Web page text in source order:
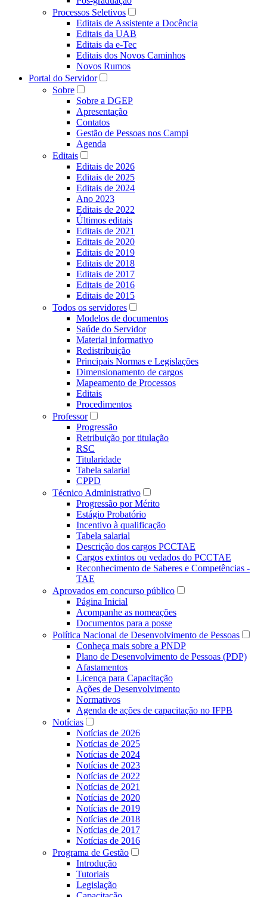
Processos Seletivos
Editais de Assistente a Docência
Editais da UAB
Editais da e-Tec
Editais dos Novos Caminhos
Novos Rumos
Portal do Servidor
Sobre
Sobre a DGEP
Apresentação
Contatos
Gestão de Pessoas nos Campi
Agenda
Editais
Editais de 2026
Editais de 2025
Editais de 2024
Ano 2023
Editais de 2022
Últimos editais
Editais de 2021
Editais de 2020
Editais de 2019
Editais de 2018
Editais de 2017
Editais de 2016
Editais de 2015
Todos os servidores
Modelos de documentos
Saúde do Servidor
Material informativo
Redistribuição
Principais Normas e Legislações
Dimensionamento de cargos
Mapeamento de Processos
Editais
Procedimentos
Professor
Progressão
Retribuição por titulação
RSC
Titularidade
Tabela salarial
CPPD
Técnico Administrativo
Progressão por Mérito
Estágio Probatório
Incentivo à qualificação
Tabela salarial
Descrição dos cargos PCCTAE
Cargos extintos ou vedados do PCCTAE
Reconhecimento de Saberes e Competências -
TAE
Aprovados em concurso público
Página Inicial
Acompanhe as nomeações
Documentos para a posse
Política Nacional de Desenvolvimento de Pessoas
Conheça mais sobre a PNDP
Plano de Desenvolvimento de Pessoas (PDP)
Afastamentos
Licença para Capacitação
Ações de Desenvolvimento
Normativos
Agenda de ações de capacitação no IFPB
Notícias
Notícias de 2026
Notícias de 2025
Notícias de 2024
Notícias de 2023
Notícias de 2022
Notícias de 2021
Notícias de 2020
Notícias de 2019
Notícias de 2018
Notícias de 2017
Notícias de 2016
Programa de Gestão
Introdução
Tutoriais
Legislação